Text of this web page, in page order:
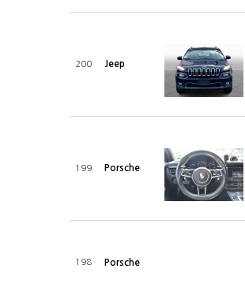
200 Jeep
199 Porsche
198 Porsche